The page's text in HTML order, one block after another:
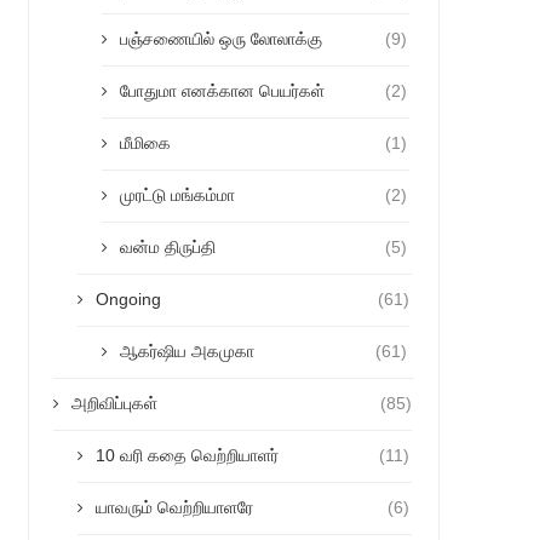
பஞ்சணையில் ஒரு லோலாக்கு (9)
போதுமா எனக்கான பெயர்கள் (2)
மீமிகை (1)
முரட்டு மங்கம்மா (2)
வன்ம திருப்தி (5)
Ongoing (61)
ஆகர்ஷிய அகமுகா (61)
அறிவிப்புகள் (85)
10 வரி கதை வெற்றியாளர் (11)
யாவரும் வெற்றியாளரே (6)